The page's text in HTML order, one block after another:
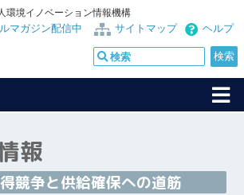
環境イノベーション情報機構
ヘルプ
サイトマップ
マガジン配信中
報
競争と供給確保への道筋